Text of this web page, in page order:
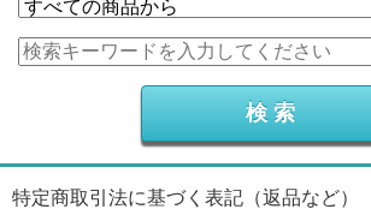
特定商取引法に基づく表記（返品など）